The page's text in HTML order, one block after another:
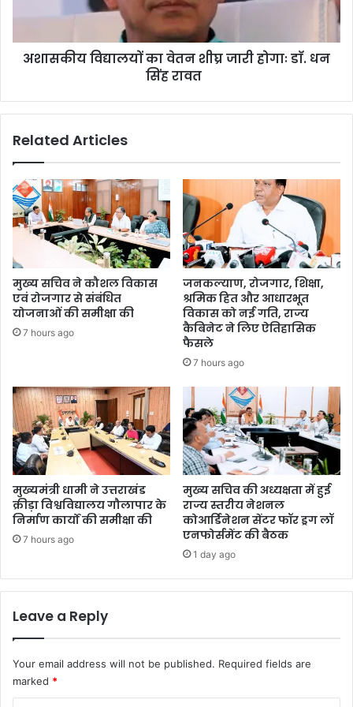
अशासकीय विद्यालयों का वेतन शीघ्र जारी होगाः डाॅ. धन
सिंह रावत
Related Articles
मुख्य सचिव ने कौशल विकास
एवं रोजगार से संबंधित
योजनाओं की समीक्षा की
7 hours ago
जनकल्याण, रोजगार, शिक्षा,
श्रमिक हित और आधारभूत
विकास को नई गति, राज्य
कैबिनेट ने लिए ऐतिहासिक
फैसले
7 hours ago
मुख्यमंत्री धामी ने उत्तराखंड
क्रीड़ा विश्वविद्यालय गौलापार के
निर्माण कार्यों की समीक्षा की
7 hours ago
मुख्य सचिव की अध्यक्षता में हुई
राज्य स्तरीय नेशनल
कोआर्डिनेशन सेंटर फॉर ड्रग लॉ
एनफोर्समेंट की बैठक
1 day ago
Leave a Reply
Your email address will not be published. Required fields are
marked *